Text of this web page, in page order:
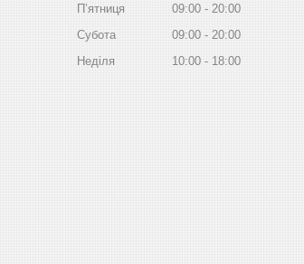
Пʼятниця
09:00
20:00
Субота
09:00
20:00
Неділя
10:00 18:00